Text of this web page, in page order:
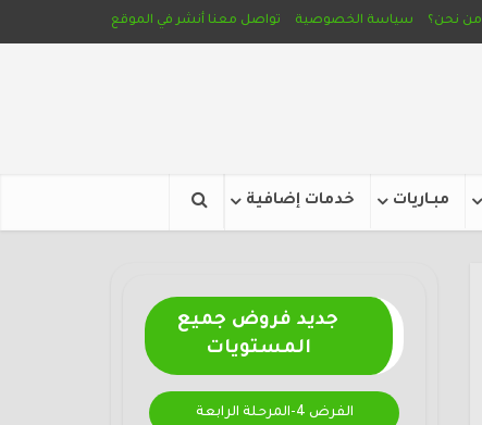
من نحن؟ سياسة الخصوصية تواصل معنا أنشر في الموقع
مبـاريات خدمات إضافية
جديد فروض جميع
المستويات
الفرض 4-المرحلة الرابعة